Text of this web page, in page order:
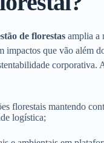
de florestas amplia a
impactos que vão além
corporativa.
florestais mantendo
logística;